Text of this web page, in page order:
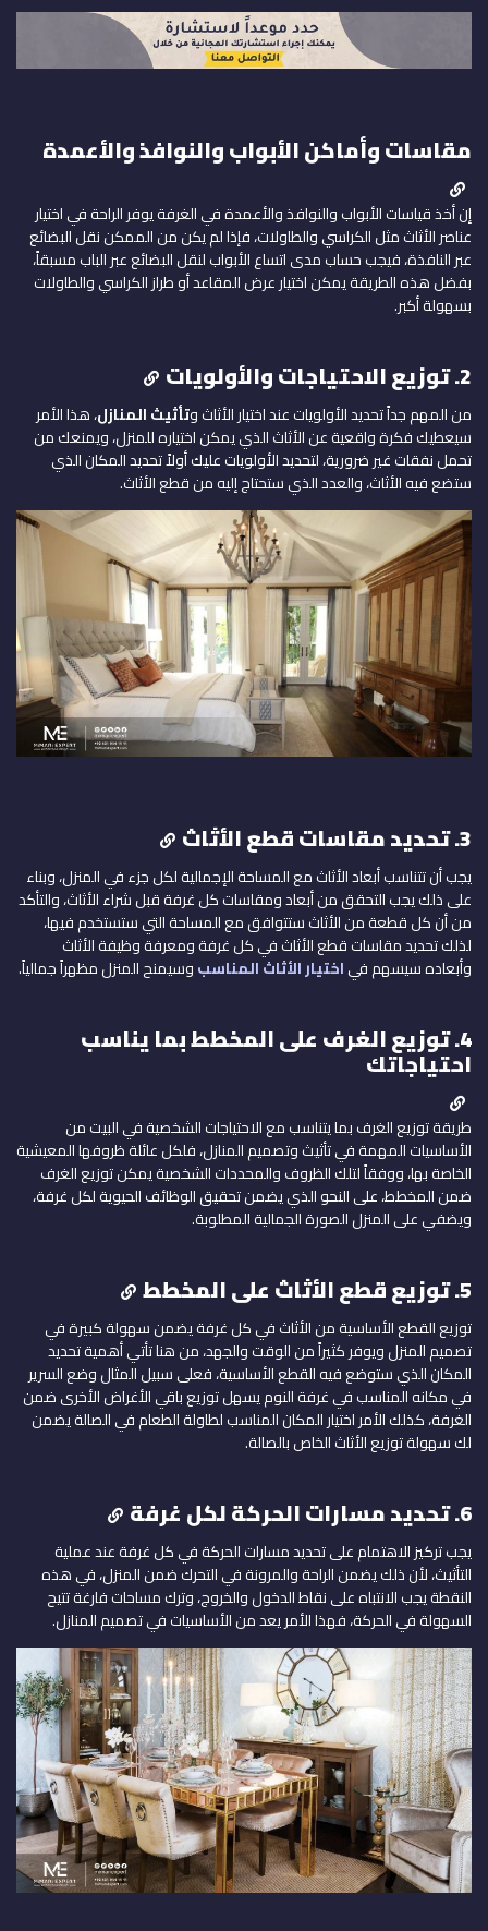
مقاسات وأماكن الأبواب والنوافذ والأعمدة
إن أخذ قياسات الأبواب والنوافذ والأعمدة في الغرفة يوفر الراحة في اختيار
عناصر الأثاث مثل الكراسي والطاولات، فإذا لم يكن من الممكن نقل البضائع
عبر النافذة، فيجب حساب مدى اتساع الأبواب لنقل البضائع عبر الباب مسبقاً،
بفضل هذه الطريقة يمكن اختيار عرض المقاعد أو طراز الكراسي والطاولات
بسهولة أكبر.
2. توزيع الاحتياجات والأولويات
من المهم جداً تحديد الأولويات عند اختيار الأثاث وتأثيث المنازل، هذا الأمر
سيعطيك فكرة واقعية عن الأثاث الذي يمكن اختياره للمنزل، ويمنعك من
تحمل نفقات غير ضرورية، لتحديد الأولويات عليك أولاً تحديد المكان الذي
ستضع فيه الأثاث، والعدد الذي ستحتاج إليه من قطع الأثاث.
3. تحديد مقاسات قطع الأثاث
يجب أن تتناسب أبعاد الأثاث مع المساحة الإجمالية لكل جزء في المنزل، وبناء
على ذلك يجب التحقق من أبعاد ومقاسات كل غرفة قبل شراء الأثاث، والتأكد
من أن كل قطعة من الأثاث ستتوافق مع المساحة التي ستستخدم فيها،
لذلك تحديد مقاسات قطع الأثاث في كل غرفة ومعرفة وظيفة الأثاث
وأبعاده سيسهم فياختيار الأثاث المناسبوسيمنح المنزل مظهراً جمالياً.
4. توزيع الغرف على المخطط بما يناسب
احتياجاتك
طريقة توزيع الغرف بما يتناسب مع الاحتياجات الشخصية في البيت من
الأساسيات المهمة في تأثيث وتصميم المنازل، فلكل عائلة ظروفها المعيشية
الخاصة بها، ووفقاً لتلك الظروف والمحددات الشخصية يمكن توزيع الغرف
ضمن المخطط، على النحو الذي يضمن تحقيق الوظائف الحيوية لكل غرفة،
ويضفي على المنزل الصورة الجمالية المطلوبة.
5. توزيع قطع الأثاث على المخطط
توزيع القطع الأساسية من الأثاث في كل غرفة يضمن سهولة كبيرة في
تصميم المنزل ويوفر كثيراً من الوقت والجهد، من هنا تأتي أهمية تحديد
المكان الذي ستوضع فيه القطع الأساسية، فعلى سبيل المثال وضع السرير
في مكانه المناسب في غرفة النوم يسهل توزيع باقي الأغراض الأخرى ضمن
الغرفة، كذلك الأمر اختيار المكان المناسب لطاولة الطعام في الصالة يضمن
لك سهولة توزيع الأثاث الخاص بالصالة.
6. تحديد مسارات الحركة لكل غرفة
يجب تركيز الاهتمام على تحديد مسارات الحركة في كل غرفة عند عملية
التأثيث، لأن ذلك يضمن الراحة والمرونة في التحرك ضمن المنزل، في هذه
النقطة يجب الانتباه على نقاط الدخول والخروج، وترك مساحات فارغة تتيح
السهولة في الحركة، فهذا الأمر يعد من الأساسيات في تصميم المنازل.